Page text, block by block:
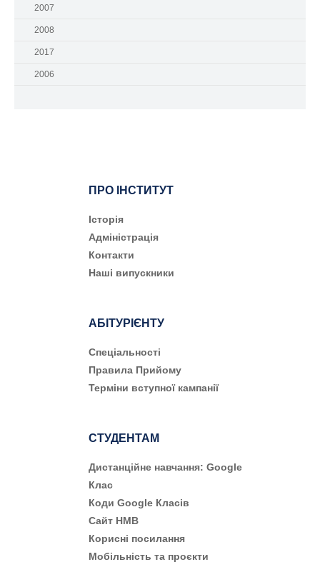
2007
2008
2017
2006
ПРО ІНСТИТУТ
Історія
Адміністрація
Контакти
Наші випускники
АБІТУРІЄНТУ
Cпеціальності
Правила Прийому
Терміни вступної кампанії
СТУДЕНТАМ
Дистанційне навчання: Google
Клас
Коди Google Класів
Сайт НМВ
Корисні посилання
Мобільність та проєкти